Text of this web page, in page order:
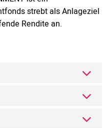
strebt als Anlageziel
Rendite an.